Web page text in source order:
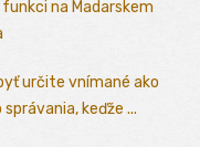
na Madarskem
určite vnímané ako
keďže ...